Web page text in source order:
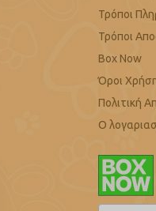
Τρόποι
Τρόποι
Box Now
Όροι
Πολιτική
Ο